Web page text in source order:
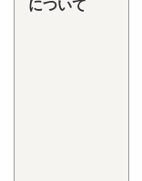
について